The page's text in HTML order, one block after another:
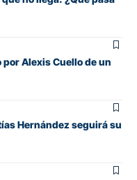
Alexis Cuello de un
Hernández seguirá su